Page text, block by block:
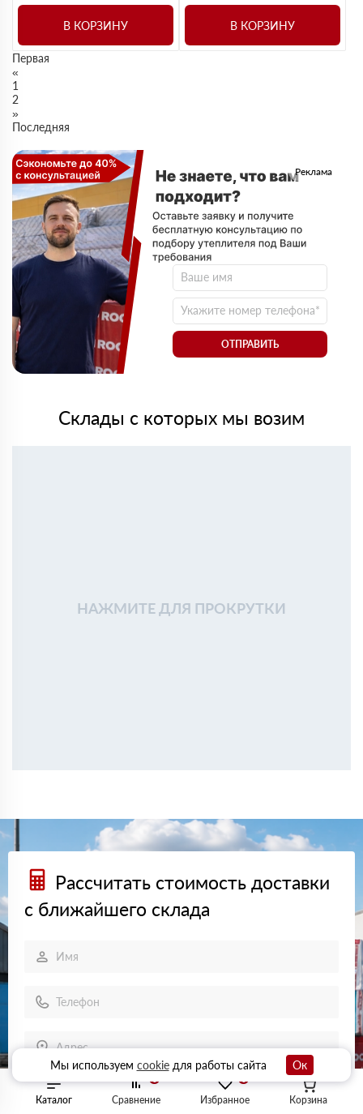
Каталог Избранное
Сравнение Корзина
В КОРЗИНУ В КОРЗИНУ
Первая
«
1
2
»
Последняя
Реклама
ОТПРАВИТЬ
Склады с которых мы возим
НАЖМИТЕ ДЛЯ ПРОКРУТКИ
Рассчитать стоимость доставки
с ближайшего склада
ОТПРАВИТЬ
Мы используем cookieдля работы сайта Ок